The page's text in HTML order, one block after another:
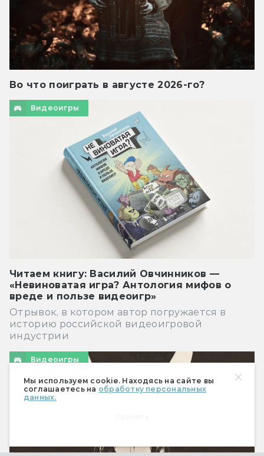
Мы используем cookie. Находясь на сайте вы
соглашаетесь на обработку персональных
данных.
Во что поиграть в августе 2026-го?
Видеоигры
Читаем книгу: Василий Овчинников —
«Невиноватая игра? Антология мифов о
вреде и пользе видеоигр»
Отрывок, в котором автор погружается в
историю российской видеоигровой
индустрии
Видеоигры